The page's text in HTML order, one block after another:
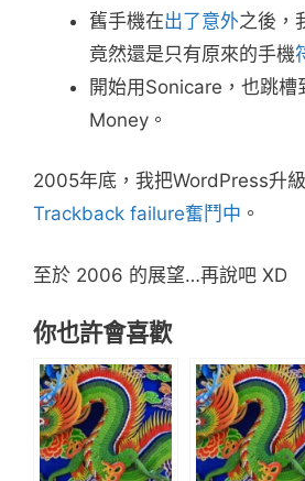
舊手機在出了意外之後，
竟然還是只有原來的手機
開始用Sonicare，也跳
Money。
2005年底，我把WordPress升
Trackback failure奮鬥中 。
至於 2006 的展望…再說吧 XD
你也許會喜歡